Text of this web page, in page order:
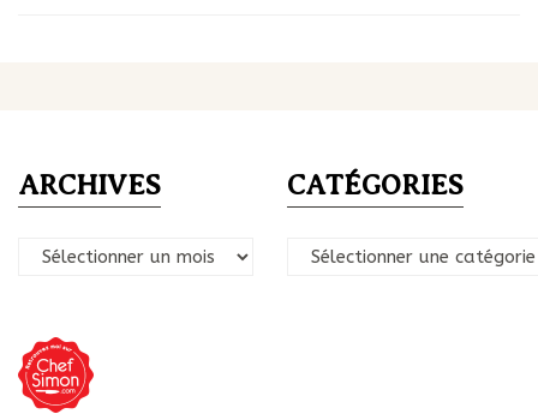
ARCHIVES
Archives
CATÉGORIES
Catégories